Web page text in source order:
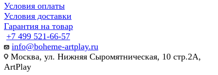
Условия оплаты
Условия доставки
Гарантия на товар
+7 499 521-66-57
info@boheme-artplay.ru
Москва, ул. Нижняя Сыромятническая, 10 стр.2А,
ArtPlay